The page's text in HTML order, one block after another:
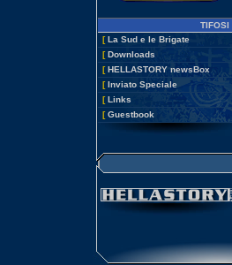
TIFOSI
[ La Sud e le Brigate
[ Downloads
[ HELLASTORY newsBox
[ Inviato Speciale
[ Links
[ Guestbook